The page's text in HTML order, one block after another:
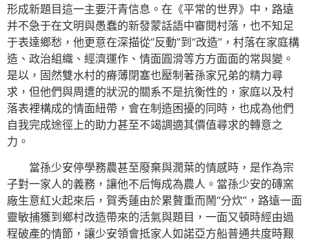
形成新題目這一主要汗青信息。在《平常的世界》中，路遠
并不急于在文明與愚蠢的新發蒙話語中審閱村落，也不知足
于表達鄉愁，他更意在深描從“反動”到“改造”，村落在家庭構
造、政治組織、經濟運作、情面圓滑等方方面面的常與變。
是以，固然雙水村的瘠薄閉塞也壓制著孫家兄弟的精力尋
求，但他們與周遭的狀況的關系不是抗衡性的，家庭以及村
落表裡構成的情面紐帶，會在制造困擾的同時，也成為他們
自我完成途徑上的助力甚至不竭調適其價值尋求的轉意之
力。
當孫少安停學務農甚至廢棄與潤葉的情感時，是作為宗
子對一家人的義務，讓他不后悔成為農人。當孫少安的磚窯
廠生意紅火起來后，賀秀蓮由於累贅重而鬧“分炊”，路遠一面
靈敏捕獲到鄉村改造帶來的活氣與題目，一面又頓時經由過
程破產的情節，讓少安領會抵家人如諾亞方船普通共度時艱